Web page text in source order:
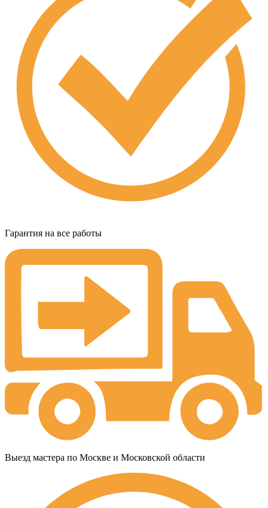
Гарантия на все работы
Выезд мастера по Москве и Московской области